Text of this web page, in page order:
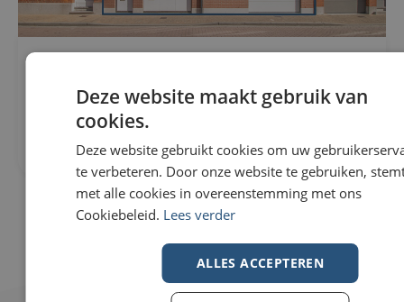
Nieuwstraat 82
8560 Wevelgem
3
Deze website maakt gebruik van
cookies.
Deze website gebruikt cookies om uw
te verbeteren. Door onze website te gebruiken,
met alle cookies in overeenstemming met ons
Cookiebeleid. Lees verder
ALLES ACCEPTEREN